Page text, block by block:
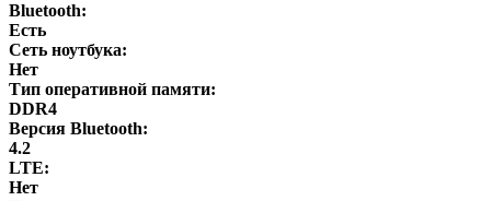
Bluetooth:
Есть
Сеть ноутбука:
Нет
Тип оперативной памяти:
DDR4
Версия Bluetooth:
4.2
LTE:
Нет